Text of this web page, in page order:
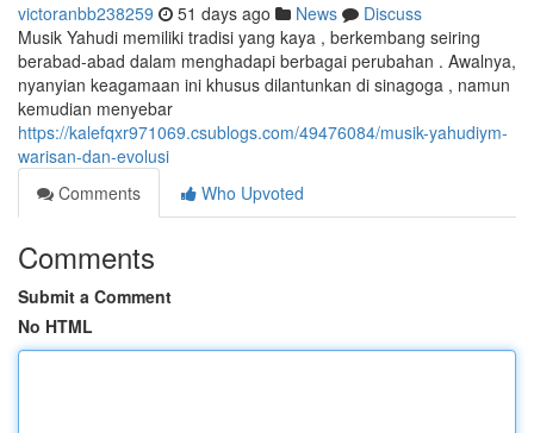
victoranbb238259 51 days ago News
Discuss
Musik Yahudi memiliki tradisi yang kaya , berkembang seiring
berabad-abad dalam menghadapi berbagai perubahan . Awalnya,
nyanyian keagamaan ini khusus dilantunkan di sinagoga , namun
kemudian menyebar
https://kalefqxr971069.csublogs.com/49476084/musik-yahudiym-
warisan-dan-evolusi
Comments
Who Upvoted
Comments
Submit a Comment
No HTML